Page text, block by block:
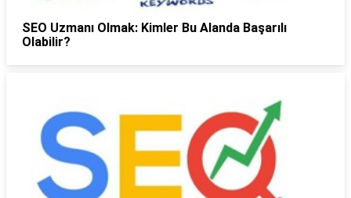
SEO Uzmanı Olmak: Kimler Bu Alanda Başarılı
Olabilir?